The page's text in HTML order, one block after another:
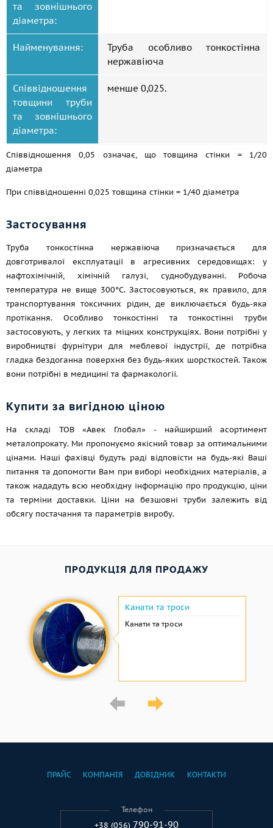
та зовнішнього
діаметра:
Найменування:
Труба особливо тонкостінна
нержавіюча
Співвідношення
товщини труби
та зовнішнього
діаметра:
менше 0,025.
Співвідношення 0,05 означає, що товщина стінки = 1/20
діаметра
При співвідношенні 0,025 товщина стінки = 1/40 діаметра
Застосування
Труба тонкостінна нержавіюча призначається для
довготривалої експлуатації в агресивних середовищах: у
нафтохімічній, хімічній галузі, суднобудуванні. Робоча
температура не вище 300°С. Застосовуються, як правило, для
транспортування токсичних рідин, де виключається будь-яка
протікання. Особливо тонкостінні та тонкостінні труби
застосовують, у легких та міцних конструкціях. Вони потрібні у
виробництві фурнітури для меблевої індустрії, де потрібна
гладка бездоганна поверхня без будь-яких шорсткостей. Також
вони потрібні в медицині та фармакології.
Купити за вигідною ціною
На складі ТОВ «Авек Глобал» - найширший асортимент
металопрокату. Ми пропонуємо якісний товар за оптимальними
цінами. Наші фахівці будуть раді відповісти на будь-які Ваші
питання та допомогти Вам при виборі необхідних матеріалів, а
також нададуть всю необхідну інформацію про продукцію, ціни
та терміни доставки. Ціни на безшовні труби залежить від
обсягу постачання та параметрів виробу.
ПРОДУКЦІЯ ДЛЯ ПРОДАЖУ
Канати та троси
Канати та троси
ПРАЙС КОМПАНІЯ ДОВІДНИК КОНТАКТИ
Телефон
+38 (056) 790-91-90